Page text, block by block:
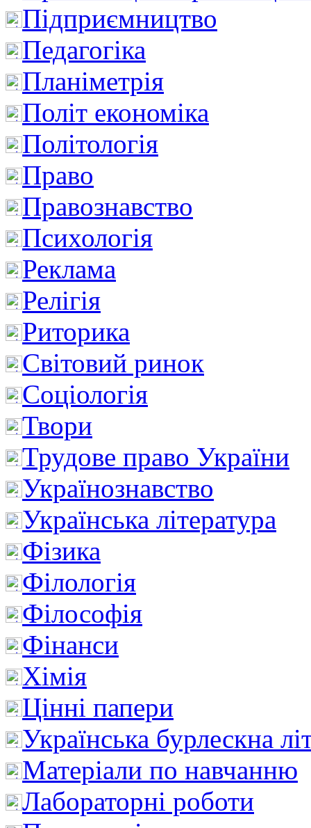
Підприємництво
Педагогіка
Планіметрія
Політ економіка
Політологія
Право
Правознавство
Психологія
Реклама
Релігія
Риторика
Світовий ринок
Соціологія
Твори
Трудове право України
Українознавство
Українська література
Фізика
Філологія
Філософія
Фінанси
Хімія
Цінні папери
Українська бурлескна
Матеріали по навчанню
Лабораторні роботи